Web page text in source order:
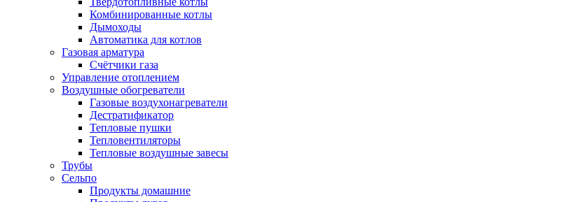
Комбинированные котлы
Дымоходы
Автоматика для котлов
Газовая арматура
Счётчики газа
Управление отоплением
Воздушные обогреватели
Газовые воздухонагреватели
Дестратификатор
Тепловые пушки
Тепловентиляторы
Тепловые воздушные завесы
Трубы
Сельпо
Продукты домашние